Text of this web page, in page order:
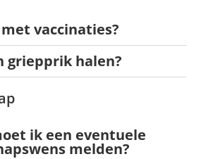
vaccinaties?
griepprik halen?
ik een eventuele
melden?